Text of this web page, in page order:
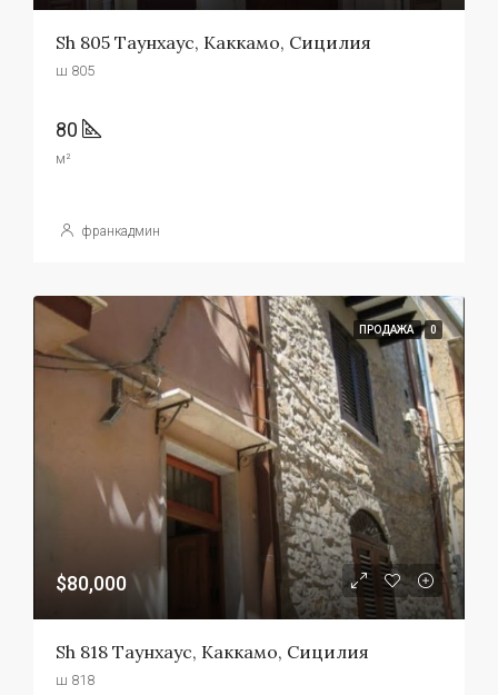
Sh 805 Таунхаус, Каккамо, Сицилия
ш 805
80
м²
франкадмин
ПРОДАЖА 0
$80,000
Sh 818 Таунхаус, Каккамо, Сицилия
ш 818